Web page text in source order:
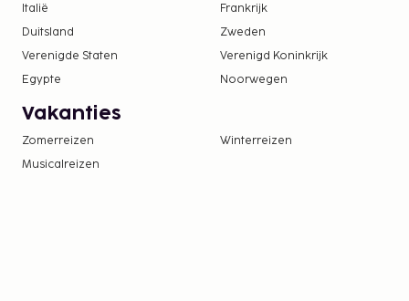
Italië
Frankrijk
Duitsland
Zweden
Verenigde Staten
Verenigd Koninkrijk
Egypte
Noorwegen
Vakanties
Zomerreizen Winterreizen
Musicalreizen